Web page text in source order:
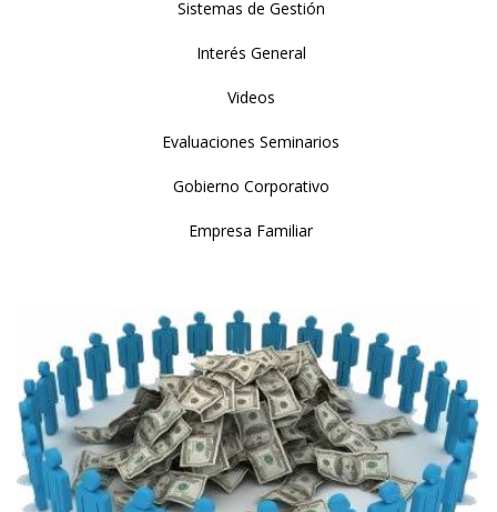
Sistemas de Gestión
Interés General
Videos
Evaluaciones Seminarios
Gobierno Corporativo
Empresa Familiar